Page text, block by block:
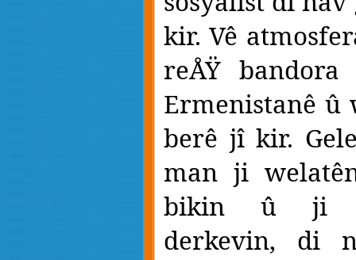
kir. Vê
reÅŸ
Ermenistanê û
berê jî kir.
man ji
bikin û ji
derkevin, di